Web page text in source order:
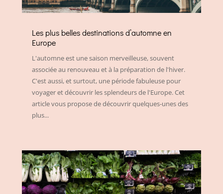
Les plus belles destinations d’automne en
Europe
L'automne est une saison merveilleuse, souvent
associée au renouveau et à la préparation de l'hiver.
C'est aussi, et surtout, une période fabuleuse pour
voyager et découvrir les splendeurs de l'Europe. Cet
article vous propose de découvrir quelques-unes des
plus...